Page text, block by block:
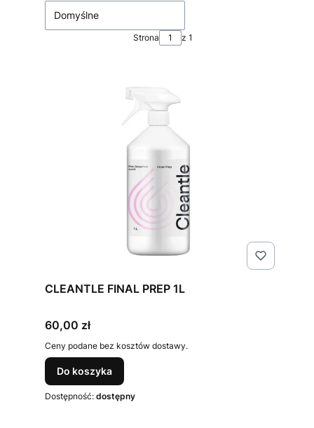
Domyślne
Strona z 1
CLEANTLE FINAL PREP 1L
Cena
60,00 zł
Ceny podane bez kosztów dostawy.
Do koszyka
Dostępność: dostępny